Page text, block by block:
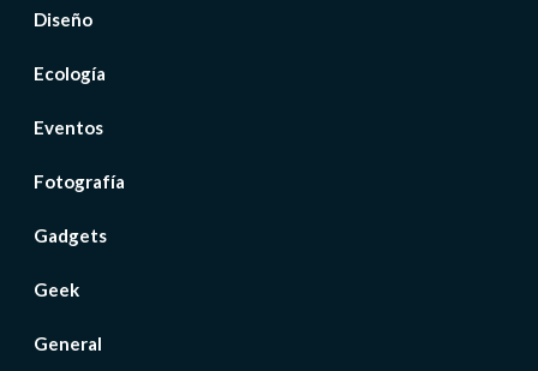
Diseño
Ecología
Eventos
Fotografía
Gadgets
Geek
General